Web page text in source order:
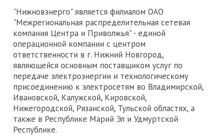
"Нижновэнерго" является филиалом ОАО
"Межрегиональная распределительная сетевая
компания Центра и Приволжья" - единой
операционной компании с центром
ответственности в г. Нижний Новгород,
являющейся основным поставщиком услуг по
передаче электроэнергии и технологическому
присоединению к электросетям во Владимирской,
Ивановской, Калужской, Кировской,
Нижегородской, Рязанской, Тульской областях, а
также в Республике Марий Эл и Удмуртской
Республике.